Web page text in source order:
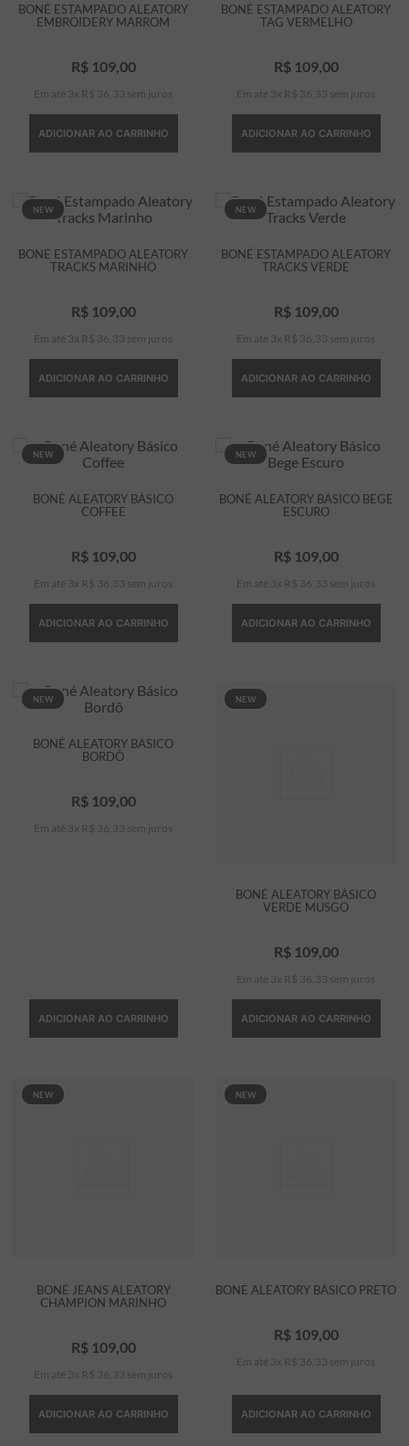
BONÉ ESTAMPADO ALEATORY
EMBROIDERY MARROM
R$ 109, 00
Em até 3 x R$ 36 33 sem juros
ADICIONAR AO CARRINHO
BONÉ ESTAMPADO ALEATORY
TAG VERMELHO
R$ 109, 00
Em até 3 x R$ 36 33 sem juros
ADICIONAR AO CARRINHO
NEW
BONÉ ESTAMPADO ALEATORY
TRACKS MARINHO
R$ 109, 00
Em até 3 x R$ 36 33 sem juros
ADICIONAR AO CARRINHO
NEW
BONÉ ESTAMPADO ALEATORY
TRACKS VERDE
R$ 109, 00
Em até 3 x R$ 36 33 sem juros
ADICIONAR AO CARRINHO
NEW
BONÉ ALEATORY BÁSICO
COFFEE
R$ 109, 00
Em até 3 x R$ 36 33 sem juros
ADICIONAR AO CARRINHO
NEW
BONÉ ALEATORY BÁSICO BEGE
ESCURO
R$ 109, 00
Em até 3 x R$ 36 33 sem juros
ADICIONAR AO CARRINHO
NEW
BONÉ ALEATORY BÁSICO
BORDÔ
R$ 109, 00
Em até 3 x R$ 36 33 sem juros
ADICIONAR AO CARRINHO
NEW
BONÉ ALEATORY BÁSICO
VERDE MUSGO
R$ 109, 00
Em até 3 x R$ 36 33 sem juros
ADICIONAR AO CARRINHO
NEW
BONÉ JEANS ALEATORY
CHAMPION MARINHO
R$ 109, 00
Em até 3 x R$ 36 33 sem juros
ADICIONAR AO CARRINHO
NEW
BONÉ ALEATORY BÁSICO PRETO
R$ 109, 00
Em até 3 x R$ 36 33 sem juros
ADICIONAR AO CARRINHO